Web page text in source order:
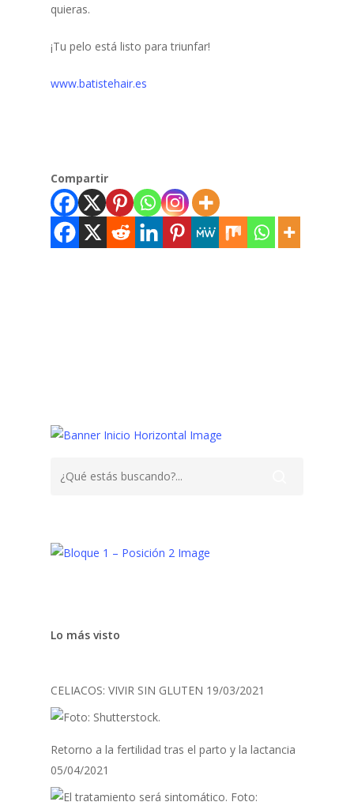
quieras.
¡Tu pelo está listo para triunfar!
www.batistehair.es
Compartir
Lo más visto
CELIACOS: VIVIR SIN GLUTEN 19/03/2021
Retorno a la fertilidad tras el parto y la lactancia
05/04/2021